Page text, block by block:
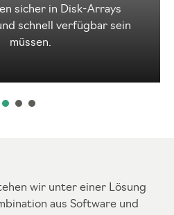
sicher in Disk-Arrays
schnell verfügbar sein
müssen.
wir unter einer Lösung
aus Software und